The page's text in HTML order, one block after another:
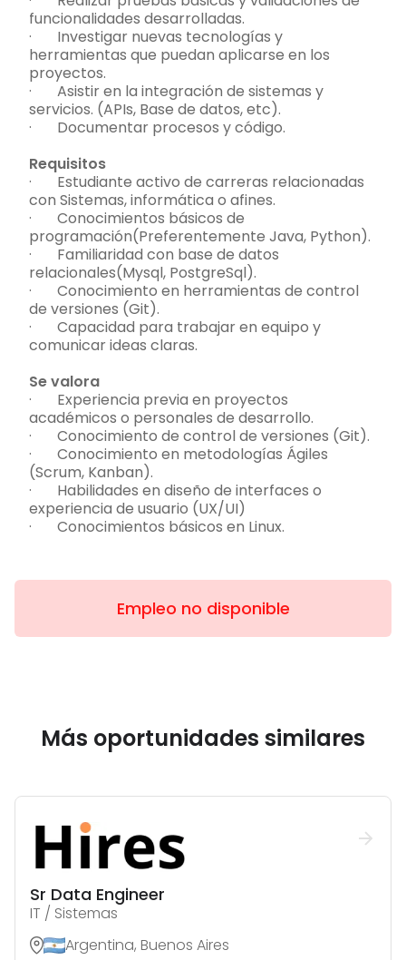
funcionalidades desarrolladas.
· Investigar nuevas tecnologías y
herramientas que puedan aplicarse en los
proyectos.
· Asistir en la integración de sistemas y
servicios. (APIs, Base de datos, etc).
· Documentar procesos y código.
Requisitos
· Estudiante activo de carreras relacionadas
con Sistemas, informática o afines.
· Conocimientos básicos de
programación(Preferentemente Java, Python).
· Familiaridad con base de datos
relacionales(Mysql, PostgreSql).
· Conocimiento en herramientas de control
de versiones (Git).
· Capacidad para trabajar en equipo y
comunicar ideas claras.
Se valora
· Experiencia previa en proyectos
académicos o personales de desarrollo.
· Conocimiento de control de versiones (Git).
· Conocimiento en metodologías Ágiles
(Scrum, Kanban).
· Habilidades en diseño de interfaces o
experiencia de usuario (UX/UI)
· Conocimientos básicos en Linux.
Empleo no disponible
Más oportunidades similares
Sr Data Engineer
IT / Sistemas
Argentina, Buenos Aires